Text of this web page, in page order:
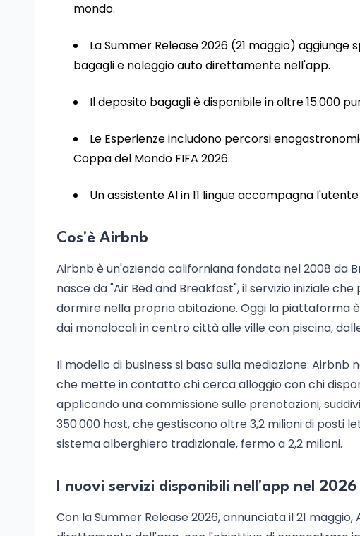
mondo.
La Summer Release 2026 (21 maggio)
bagagli e noleggio auto direttamente nell'app.
Il deposito bagagli è disponibile in oltre 15.000
Le Esperienze includono percorsi
Coppa del Mondo FIFA 2026.
Un assistente AI in 11 lingue accompagna
Cos'è Airbnb
Airbnb è un'azienda californiana fondata nel 2008 da
nasce da "Air Bed and Breakfast", il servizio iniziale
dormire nella propria abitazione. Oggi la piattaforma
dai monolocali in centro città alle ville con piscina,
Il modello di business si basa sulla mediazione:
che mette in contatto chi cerca alloggio con chi
applicando una commissione sulle prenotazioni,
350.000 host, che gestiscono oltre 3,2 milioni di posti
sistema alberghiero tradizionale, fermo a 2,2 milioni.
I nuovi servizi disponibili nell'app nel 2026
Con la Summer Release 2026, annunciata il 21